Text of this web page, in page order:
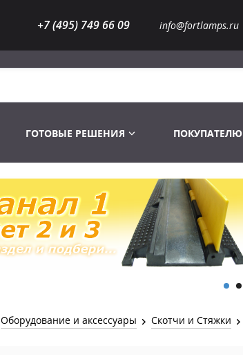
+7 (495) 749 66 09 info@fortlamps.ru
Лампы газоразрядные
ГОТОВЫЕ РЕШЕНИЯ ПОКУПАТЕЛЮ
Оборудование и аксессуары Скотчи и Стяжки